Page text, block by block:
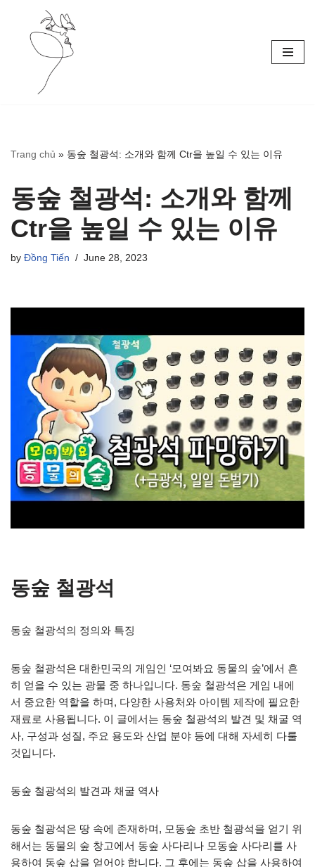
Skip
Trang chủ » 동숲 철광석: 소개와 함께 Ctr을 높일 수 있는 이유
동숲 철광석: 소개와 함께
Ctr을 높일 수 있는 이유
by Đồng Tiến June 28, 2023
동숲 철광석
동숲 철광석의 정의와 특징
동숲 철광석은 대한민국의 게임인 ‘모여봐요 동물의 숲’에서 흔
히 얻을 수 있는 광물 중 하나입니다. 동숲 철광석은 게임 내에
서 중요한 역할을 하며, 다양한 사용처와 아이템 제작에 필요한
재료로 사용됩니다. 이 글에서는 동숲 철광석의 발견 및 채굴 역
사, 구성과 성질, 주요 용도와 산업 분야 등에 대해 자세히 다룰
것입니다.
동숲 철광석의 발견과 채굴 역사
동숲 철광석은 땅 속에 존재하며, 모동숲 초반 철광석을 얻기 위
해서는 동물의 숲 창고에서 동숲 사다리나 모동숲 사다리를 사
용하여 동숲 삽을 얻어야 합니다. 그 후에는 동숲 삽을 사용하여